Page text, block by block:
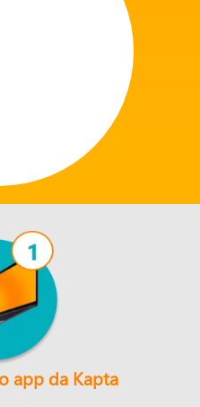
app da Kapta